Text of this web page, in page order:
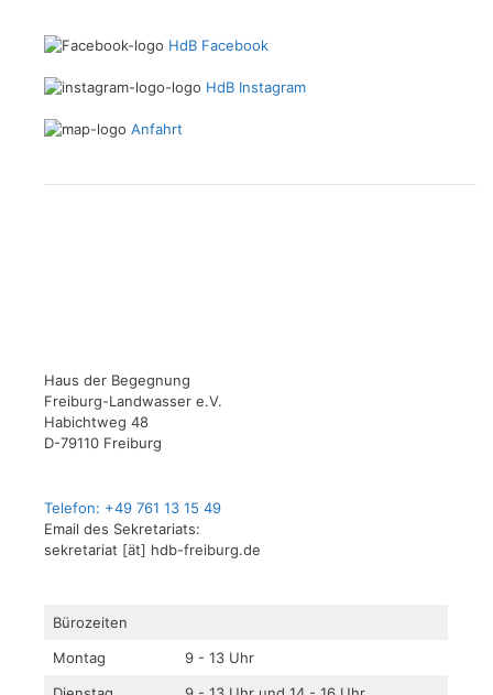
HdB Facebook
HdB Instagram
Anfahrt
Haus der Begegnung
Freiburg-Landwasser e.V.
Habichtweg 48
D-79110 Freiburg
Telefon: +49 761 13 15 49
Email des Sekretariats:
sekretariat [ät] hdb-freiburg.de
Bürozeiten
Montag
9 - 13 Uhr